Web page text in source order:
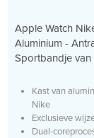
Apple Watch
Aluminium -
Sportbandje van
Kast van
Nike
Exclusieve
Dual-